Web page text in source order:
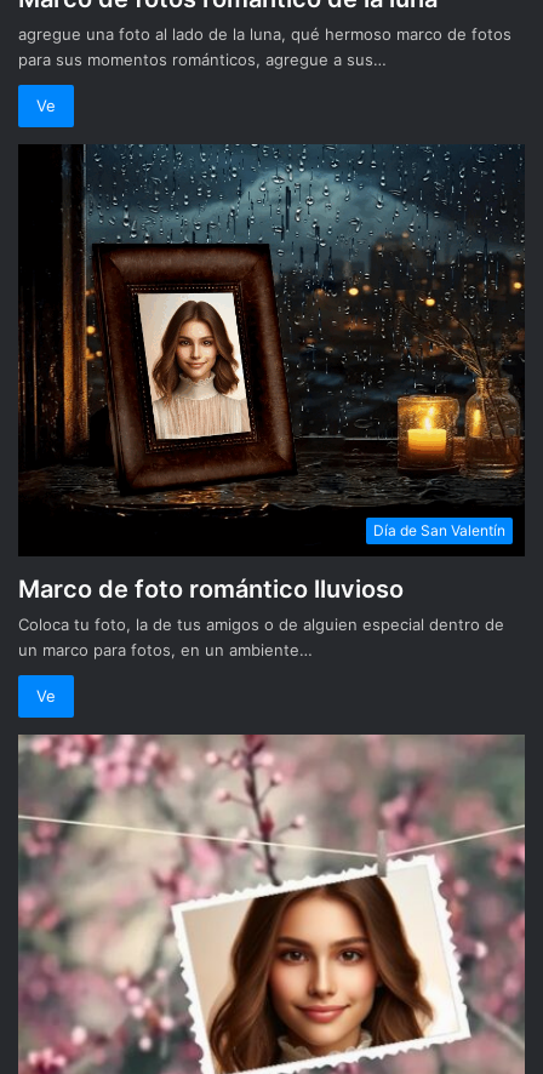
agregue una foto al lado de la luna, qué hermoso marco de fotos
para sus momentos románticos, agregue a sus…
Ve
Día de San Valentín
Marco de foto romántico lluvioso
Coloca tu foto, la de tus amigos o de alguien especial dentro de
un marco para fotos, en un ambiente…
Ve